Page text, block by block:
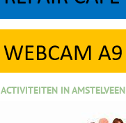
ACTIVITEITEN IN AMSTELVEEN